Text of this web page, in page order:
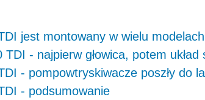
jest montowany w wielu
TDI - najpierw głowica, potem układ
- pompowtryskiwacze poszły do
- podsumowanie